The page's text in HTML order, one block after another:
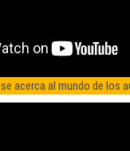
se acerca al mundo de los